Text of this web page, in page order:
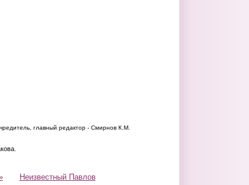
главный редактор - Смирнов К.М.
Неизвестный Павлов